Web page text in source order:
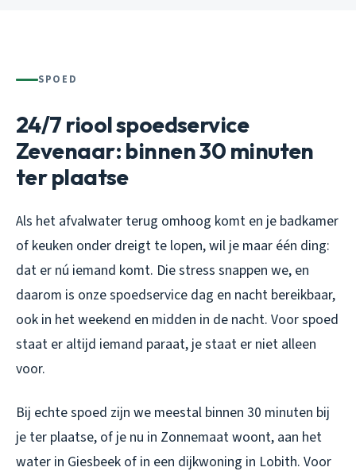
SPOED
24/7 riool spoedservice
Zevenaar: binnen 30 minuten
ter plaatse
Als het afvalwater terug omhoog komt en je badkamer
of keuken onder dreigt te lopen, wil je maar één ding:
dat er nú iemand komt. Die stress snappen we, en
daarom is onze spoedservice dag en nacht bereikbaar,
ook in het weekend en midden in de nacht. Voor spoed
staat er altijd iemand paraat, je staat er niet alleen
voor.
Bij echte spoed zijn we meestal binnen 30 minuten bij
je ter plaatse, of je nu in Zonnemaat woont, aan het
water in Giesbeek of in een dijkwoning in Lobith. Voor